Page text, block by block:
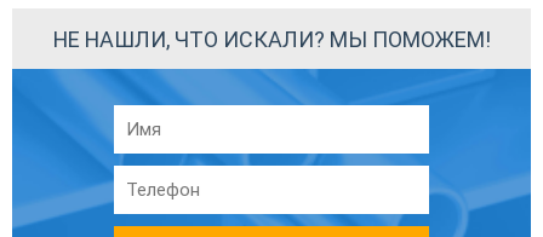
НЕ НАШЛИ, ЧТО ИСКАЛИ? МЫ ПОМОЖЕМ!